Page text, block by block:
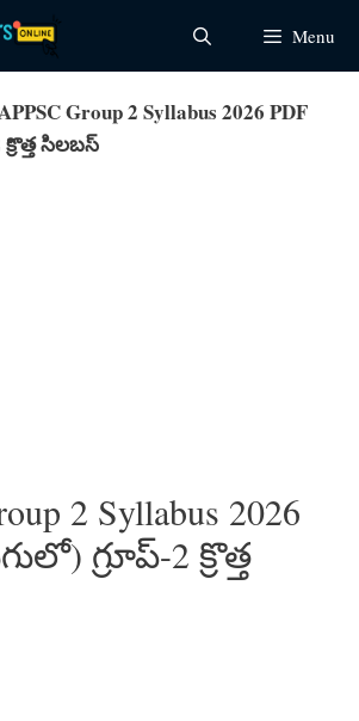
Menu
Group 2 Syllabus 2026 PDF
సిలబస్
2 Syllabus 2026
గ్రూప్-2 క్రొత్త